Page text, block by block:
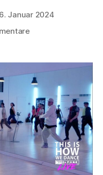
Januar 2024